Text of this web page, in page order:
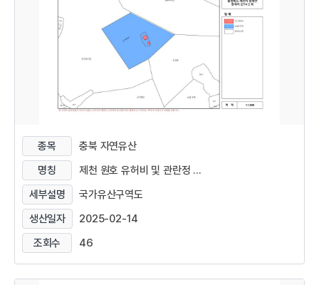
종목
충북 자연유산
명칭
제천 원호 유허비 및 관란정 ...
세부설명
국가유산구역도
생산일자
2025-02-14
조회수
46